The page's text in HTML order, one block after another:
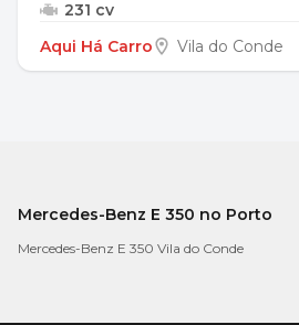
231 cv
Aqui Há Carro
Vila do Conde
Mercedes-Benz E 350 no Porto
Mercedes-Benz E 350 Vila do Conde